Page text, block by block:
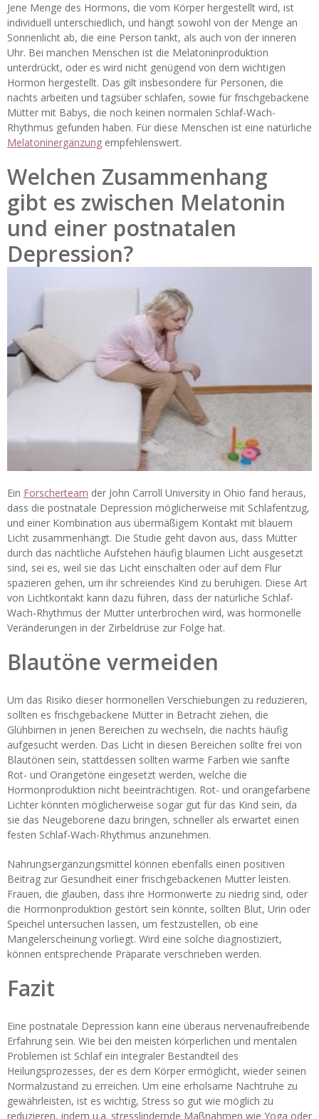
Jene Menge des Hormons, die vom Körper hergestellt wird, ist
individuell unterschiedlich, und hängt sowohl von der Menge an
Sonnenlicht ab, die eine Person tankt, als auch von der inneren
Uhr. Bei manchen Menschen ist die Melatoninproduktion
unterdrückt, oder es wird nicht genügend von dem wichtigen
Hormon hergestellt. Das gilt insbesondere für Personen, die
nachts arbeiten und tagsüber schlafen, sowie für frischgebackene
Mütter mit Babys, die noch keinen normalen Schlaf-Wach-
Rhythmus gefunden haben. Für diese Menschen ist eine natürliche
Melatoninergänzung empfehlenswert.
Welchen Zusammenhang
gibt es zwischen Melatonin
und einer postnatalen
Depression?
Ein Forscherteam der John Carroll University in Ohio fand heraus,
dass die postnatale Depression möglicherweise mit Schlafentzug,
und einer Kombination aus übermäßigem Kontakt mit blauem
Licht zusammenhängt. Die Studie geht davon aus, dass Mütter
durch das nächtliche Aufstehen häufig blaumen Licht ausgesetzt
sind, sei es, weil sie das Licht einschalten oder auf dem Flur
spazieren gehen, um ihr schreiendes Kind zu beruhigen. Diese Art
von Lichtkontakt kann dazu führen, dass der natürliche Schlaf-
Wach-Rhythmus der Mutter unterbrochen wird, was hormonelle
Veränderungen in der Zirbeldrüse zur Folge hat.
Blautöne vermeiden
Um das Risiko dieser hormonellen Verschiebungen zu reduzieren,
sollten es frischgebackene Mütter in Betracht ziehen, die
Glühbirnen in jenen Bereichen zu wechseln, die nachts häufig
aufgesucht werden. Das Licht in diesen Bereichen sollte frei von
Blautönen sein, stattdessen sollten warme Farben wie sanfte
Rot- und Orangetöne eingesetzt werden, welche die
Hormonproduktion nicht beeinträchtigen. Rot- und orangefarbene
Lichter könnten möglicherweise sogar gut für das Kind sein, da
sie das Neugeborene dazu bringen, schneller als erwartet einen
festen Schlaf-Wach-Rhythmus anzunehmen.
Nahrungsergänzungsmittel können ebenfalls einen positiven
Beitrag zur Gesundheit einer frischgebackenen Mutter leisten.
Frauen, die glauben, dass ihre Hormonwerte zu niedrig sind, oder
die Hormonproduktion gestört sein könnte, sollten Blut, Urin oder
Speichel untersuchen lassen, um festzustellen, ob eine
Mangelerscheinung vorliegt. Wird eine solche diagnostiziert,
können entsprechende Präparate verschrieben werden.
Fazit
Eine postnatale Depression kann eine überaus nervenaufreibende
Erfahrung sein. Wie bei den meisten körperlichen und mentalen
Problemen ist Schlaf ein integraler Bestandteil des
Heilungsprozesses, der es dem Körper ermöglicht, wieder seinen
Normalzustand zu erreichen. Um eine erholsame Nachtruhe zu
gewährleisten, ist es wichtig, Stress so gut wie möglich zu
reduzieren, indem u.a. stresslindernde Maßnahmen wie Yoga oder